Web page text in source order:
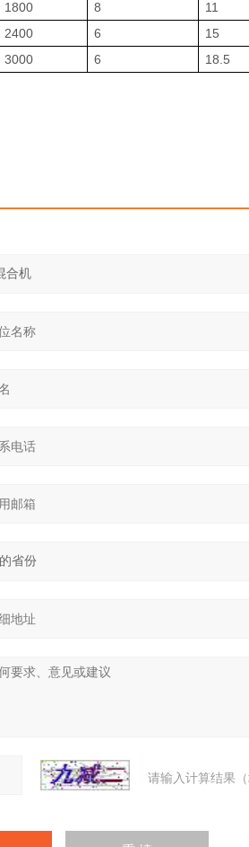
1800 8
11
2400 6
15
3000 6 18.5
请输入计算结果